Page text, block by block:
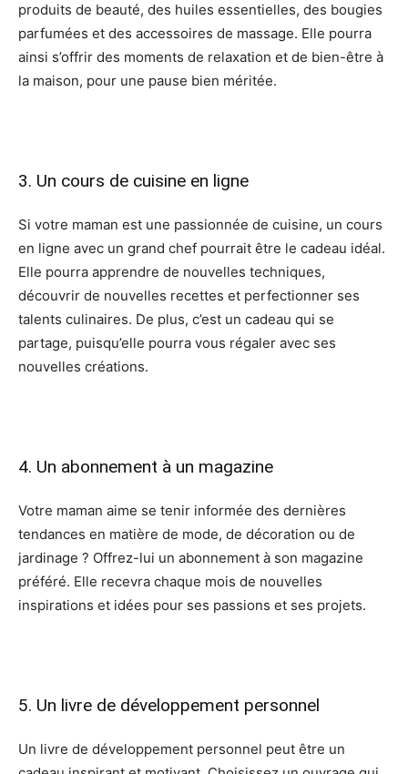
produits de beauté, des huiles essentielles, des bougies
parfumées et des accessoires de massage. Elle pourra
ainsi s’offrir des moments de relaxation et de bien-être à
la maison, pour une pause bien méritée.
3. Un cours de cuisine en ligne
Si votre maman est une passionnée de cuisine, un cours
en ligne avec un grand chef pourrait être le cadeau idéal.
Elle pourra apprendre de nouvelles techniques,
découvrir de nouvelles recettes et perfectionner ses
talents culinaires. De plus, c’est un cadeau qui se
partage, puisqu’elle pourra vous régaler avec ses
nouvelles créations.
4. Un abonnement à un magazine
Votre maman aime se tenir informée des dernières
tendances en matière de mode, de décoration ou de
jardinage ? Offrez-lui un abonnement à son magazine
préféré. Elle recevra chaque mois de nouvelles
inspirations et idées pour ses passions et ses projets.
5. Un livre de développement personnel
Un livre de développement personnel peut être un